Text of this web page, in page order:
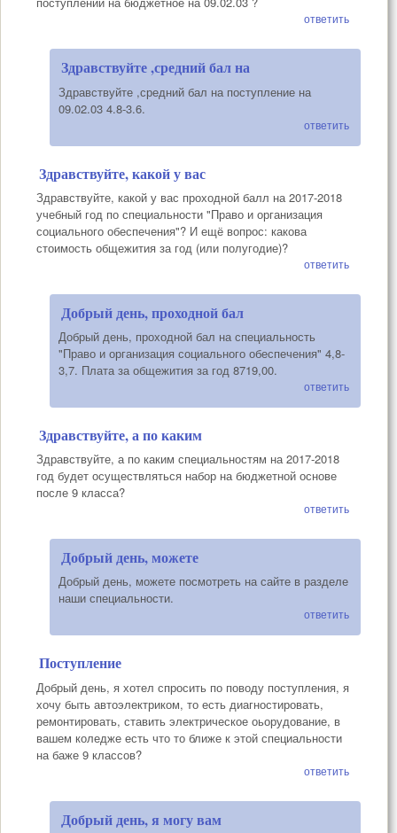
ответить
Здравствуйте ,средний бал на
Здравствуйте ,средний бал на поступление на
09.02.03 4.8-3.6.
ответить
Здравствуйте, какой у вас
Здравствуйте, какой у вас проходной балл на 2017-2018
учебный год по специальности "Право и организация
социального обеспечения"? И ещё вопрос: какова
стоимость общежития за год (или полугодие)?
ответить
Добрый день, проходной бал
Добрый день, проходной бал на специальность
"Право и организация социального обеспечения" 4,8-
3,7. Плата за общежития за год 8719,00.
ответить
Здравствуйте, а по каким
Здравствуйте, а по каким специальностям на 2017-2018
год будет осуществляться набор на бюджетной основе
после 9 класса?
ответить
Добрый день, можете
Добрый день, можете посмотреть на сайте в разделе
наши специальности.
ответить
Поступление
Добрый день, я хотел спросить по поводу поступления, я
хочу быть автоэлектриком, то есть диагностировать,
ремонтировать, ставить электрическое оьорудование, в
вашем коледже есть что то ближе к этой специальности
на баже 9 классов?
ответить
Добрый день, я могу вам